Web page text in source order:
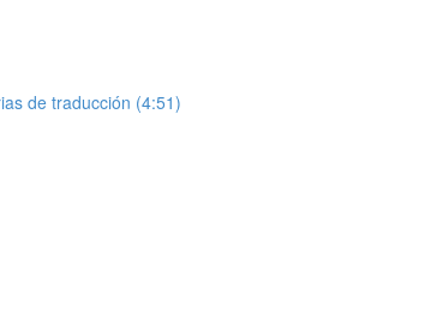
de traducción (4:51)